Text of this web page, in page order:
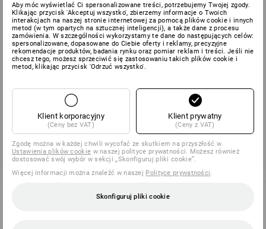
Zrezygnuj z newslettera
Nie chcesz już otrzymywać newslettera Strauss? Aby
zrezygnować z subskrypcji, skorzystaj z linku rezygnacji w
dolnej części otrzymanego newslettera.
Aby móc wyświetlać Ci spersonalizowane treści, potrzebujemy Twojej zgody.
Klikając przycisk 'Akceptuj wszystko', zbierzemy informacje o Twoich
interakcjach na naszej stronie internetowej za pomocą plików cookie i innych
metod (w tym opartych na sztucznej inteligencji), a także dane z procesu
zamówienia. W szczególności wykorzystamy te dane do następujących celów:
spersonalizowane, dopasowane do Ciebie oferty i reklamy, precyzyjne
rekomendacje produktów, badania rynku oraz pomiar reklam i treści. Jeśli nie
chcesz tego, możesz sprzeciwić się zastosowaniu takich plików cookie i
metod, klikając przycisk 'Odrzuć wszystko'.
Klient korporacyjny
(Ceny bez VAT)
Klient prywatny
(Ceny z VAT)
Zgodę można w każdej chwili wycofać ze skutkiem na przyszłość w
Ustawienia plików cookie w naszej polityce prywatności. Możesz również
dostosować swój wybór w sekcji „Skonfiguruj pliki cookie”.
Więcej informacji można znaleźć w naszej Polityce prywatności
Skonfiguruj pliki cookie